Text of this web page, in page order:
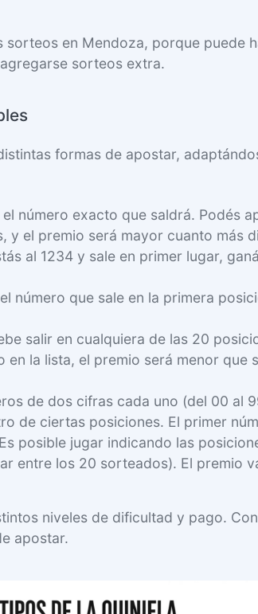
sorteos en Mendoza, porque puede
sorteos extra.
formas de apostar,
número exacto que saldrá. Podés
y el premio será mayor cuanto más
al 1234 y sale en primer lugar,
número que sale en la primera
salir en cualquiera de las 20
en la lista, el premio será menor que
de dos cifras cada uno (del 00 al
de ciertas posiciones. El primer
posible jugar indicando las
entre los 20 sorteados). El premio
niveles de dificultad y pago.
apostar.